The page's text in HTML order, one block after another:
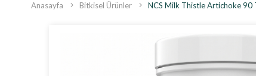
Anasayfa Bitkisel Ürünler NCS Milk Thistle Artichoke 90